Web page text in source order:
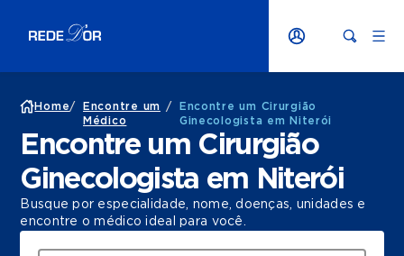
Home/
Encontre um
Médico
/
Encontre um Cirurgião
Ginecologista em Niterói
Encontre um Cirurgião
Ginecologista em Niterói
Busque por especialidade, nome, doenças, unidades e
encontre o médico ideal para você.